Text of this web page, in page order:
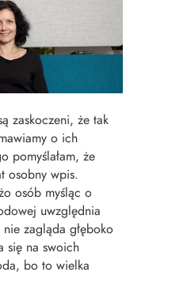
zaskoczeni, że tak
o ich
pomyślałam, że
osobny wpis.
osób myśląc o
uwzględnia
zagląda głęboko
się na swoich
bo to wielka